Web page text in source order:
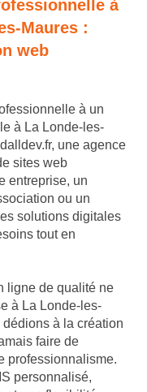
à
Maures :
web
à un
à La Londe-les-
une agence
sites web
entreprise, un
ou un
solutions digitales
tout en
ligne de qualité ne
à La Londe-les-
à la création
faire de
professionnalisme.
personnalisé,